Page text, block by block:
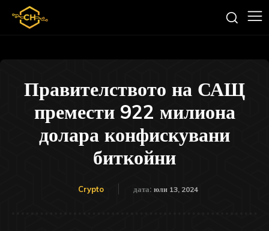
Правителството на САЩ
премести 922 милиона
долара конфискувани
биткойни
Crypto дата: юли 13, 2024